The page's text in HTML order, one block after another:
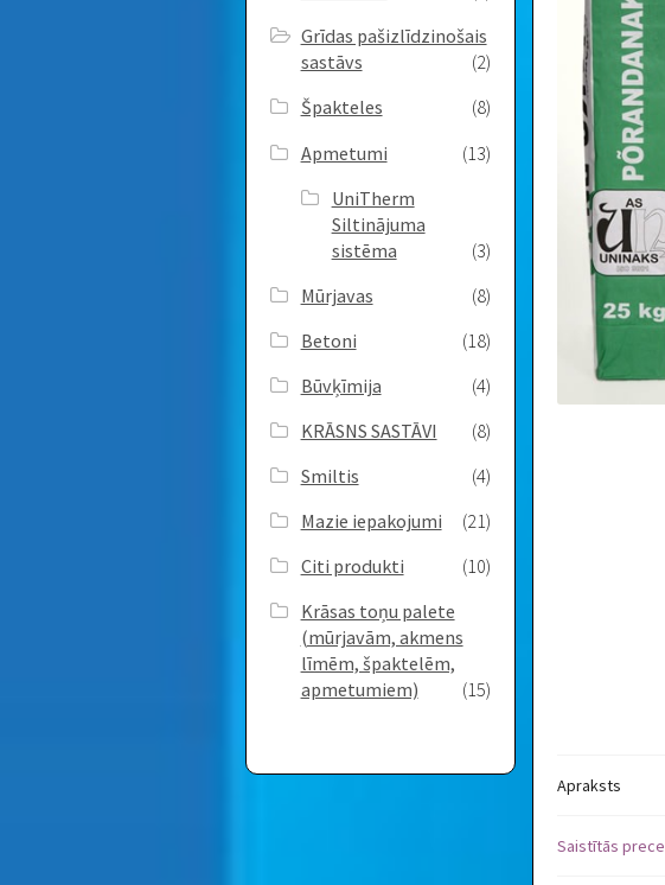
Apraksts
Saistītās prece
Grīdas pašizlīdzinošais
sastāvs
(2)
Špakteles
(8)
Apmetumi
(13)
UniTherm
Siltinājuma
sistēma
(3)
Mūrjavas
(8)
Betoni
(18)
Būvķīmija
(4)
KRĀSNS SASTĀVI
(8)
Smiltis
(4)
Mazie iepakojumi
(21)
Citi produkti
(10)
Krāsas toņu palete
(mūrjavām, akmens
līmēm, špaktelēm,
apmetumiem)
(15)